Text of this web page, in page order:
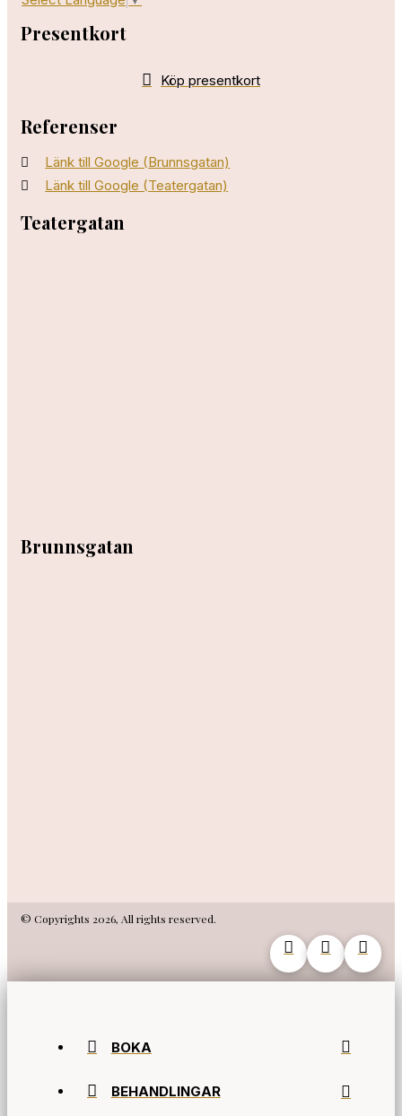
Presentkort
Köp presentkort
Referenser
Länk till Google (Brunnsgatan)
Länk till Google (Teatergatan)
Teatergatan
Brunnsgatan
© Copyrights 2026, All rights reserved.
BOKA
BEHANDLINGAR